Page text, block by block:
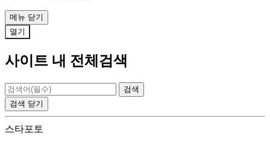
메뉴 닫기
열기
사이트 내 전체검색
검색 닫기
스타포토